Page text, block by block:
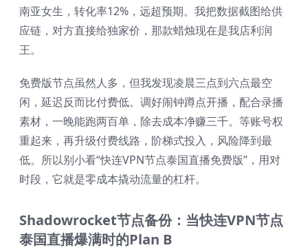
南亚女生，转化率12%，远超预期。我把数据截图给供
应链，对方直接给独家价，那款蜡烛现在是我店利润
王。
免费版节点虽然人多，但我发现凌晨三点到六点最空
闲，延迟反而比付费低。调好闹钟蹲点开播，配合录播
素材，一晚能跑两百单，除去成本净赚三千。等账号权
重起来，再升级付费线路，阶梯式投入，风险降到最
低。所以别小看“快连VPN节点泰国直播免费版”，用对
时段，它就是零成本撬动流量的杠杆。
Shadowrocket节点备份：当快连VPN节点
泰国直播爆满时的Plan B